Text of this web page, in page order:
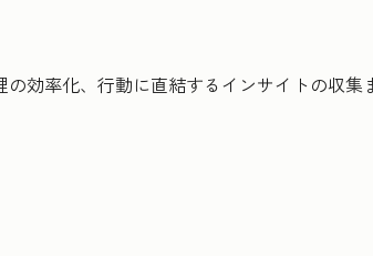
効率化、行動に直結するインサイトの収集